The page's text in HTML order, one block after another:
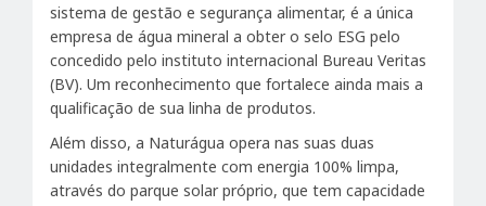
sistema de gestão e segurança alimentar, é a única
empresa de água mineral a obter o selo ESG pelo
concedido pelo instituto internacional Bureau Veritas
(BV). Um reconhecimento que fortalece ainda mais a
qualificação de sua linha de produtos.
Além disso, a Naturágua opera nas suas duas
unidades integralmente com energia 100% limpa,
através do parque solar próprio, que tem capacidade